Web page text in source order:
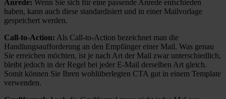
Anrede: Wenn Sie sich für eine passende Anrede entschieden
haben, kann auch diese standardisiert und in einer Mailvorlage
gespeichert werden.
Call-to-Action: Als Call-to-Action bezeichnet man die
Handlungsaufforderung an den Empfänger einer Mail. Was genau
Sie erreichen möchten, ist je nach Art der Mail zwar unterschiedlich,
bleibt jedoch in der Regel bei jeder E-Mail derselben Art gleich.
Somit können Sie Ihren wohlüberlegten CTA gut in einem Template
verwenden.